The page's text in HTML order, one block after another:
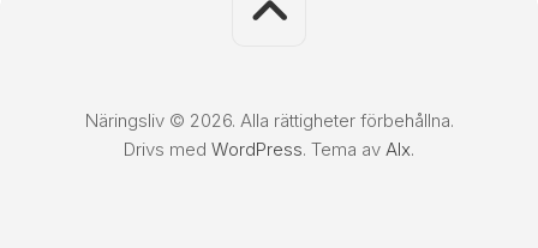
Näringsliv © 2026. Alla rättigheter förbehållna.
Drivs med WordPress. Tema av Alx.